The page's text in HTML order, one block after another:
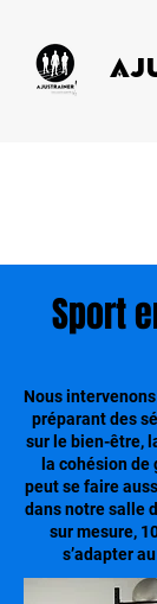
Sport
Nous
préparant des
sur le bien-être,
la cohésion
peut se faire
dans notre salle
sur mesure,
s’adapter